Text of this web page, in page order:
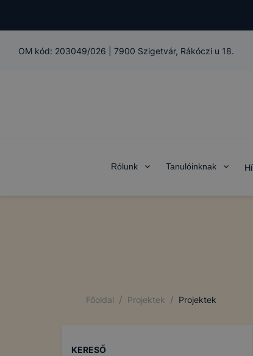
OM kód: 203049/026 7900 Szigetvár, Rákóczi u 18.
Rólunk Tanulóinknak
Főoldal / Projektek / Projektek
KERESŐ